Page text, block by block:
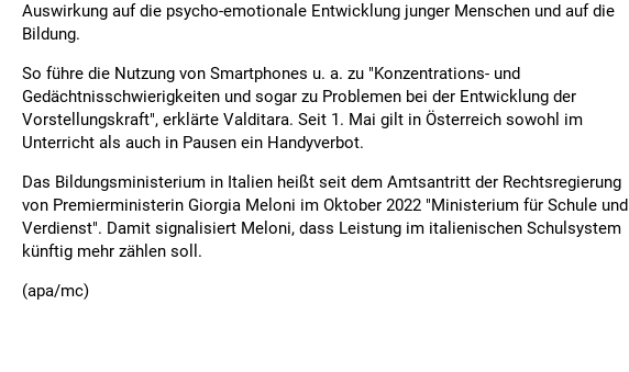
Auswirkung auf die psycho-emotionale Entwicklung junger Menschen und auf die
Bildung.
So führe die Nutzung von Smartphones u. a. zu "Konzentrations- und
Gedächtnisschwierigkeiten und sogar zu Problemen bei der Entwicklung der
Vorstellungskraft", erklärte Valditara. Seit 1. Mai gilt in Österreich sowohl im
Unterricht als auch in Pausen ein Handyverbot.
Das Bildungsministerium in Italien heißt seit dem Amtsantritt der Rechtsregierung
von Premierministerin Giorgia Meloni im Oktober 2022 "Ministerium für Schule und
Verdienst". Damit signalisiert Meloni, dass Leistung im italienischen Schulsystem
künftig mehr zählen soll.
(apa/mc)